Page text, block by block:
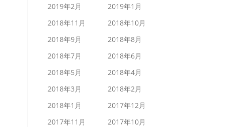
2019年2月
2019年1月
2018年11月
2018年10月
2018年9月
2018年8月
2018年7月
2018年6月
2018年5月
2018年4月
2018年3月
2018年2月
2018年1月
2017年12月
2017年11月
2017年10月